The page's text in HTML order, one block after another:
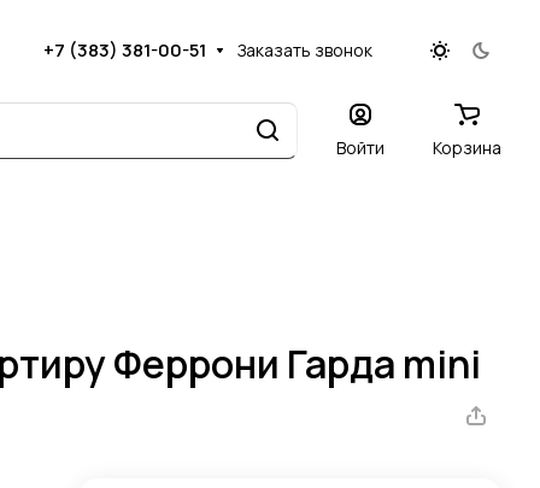
+7 (383) 381-00-51 Заказать звонок
Войти Корзина
Феррони Гарда mini